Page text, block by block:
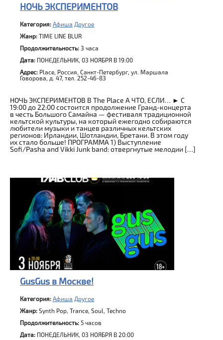
НОЧЬ ЭКСПЕРИМЕНТОВ
Категория: Афиша Другое
Жанр: TIME LINE BLUR
Продолжительность: 3 часа
Дата: ПОНЕДЕЛЬНИК, 03 НОЯБРЯ В 19:00
Адрес: Place, Россия, Санкт-Петербург, ул. Маршала
Говорова, д. 47, тел. 252-46-83
НОЧЬ ЭКСПЕРИМЕНТОВ В The Place А ЧТО, ЕСЛИ… ► С
19:00 до 22:00 состоится продолжение Гранд-концерта
в честь Большого Самайна — фестиваля традиционной
кельтской культуры, на который ежегодно собираются
любители музыки и танцев различных кельтских
регионов: Ирландии, Шотландии, Бретани. В этом году
их стало больше! ПРОГРАММА 1) Выступление
Sofi/Pasha and Vikki Junk band: отвергнутые мелодии […]
GusGus в Москве!
Категория: Афиша Другое
Жанр: Synth Pop, Trance, Soul, Techno
Продолжительность: 5 часов
Дата: ПОНЕДЕЛЬНИК, 03 НОЯБРЯ В 20:00